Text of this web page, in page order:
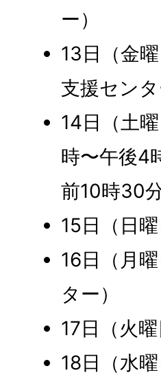
ー）
13日（金
支援セン
14日（土
時〜午後4
前10時30
15日（日曜
16日（月
ター）
17日（火曜
18日（水曜